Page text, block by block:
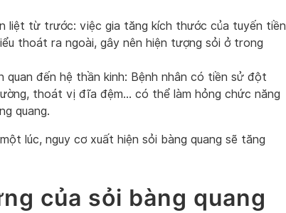
liệt từ trước: việc gia tăng kích thước của tuyến tiền
thoát ra ngoài, gây nên hiện tượng sỏi ở trong
quan đến hệ thần kinh: Bệnh nhân có tiền sử đột
thoát vị đĩa đệm… có thể làm hỏng chức năng
quang.
lúc, nguy cơ xuất hiện sỏi bàng quang sẽ tăng
của sỏi bàng quang